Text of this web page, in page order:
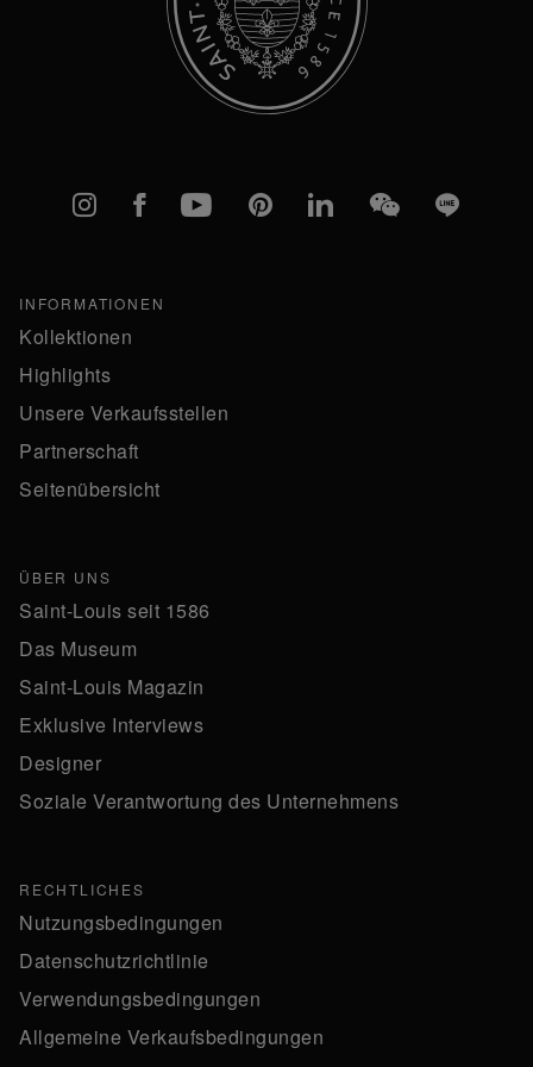
Instagram
FacebookYouTubePinterestlinkedInWeChatLine
INFORMATIONEN
Kollektionen
Highlights
Unsere Verkaufsstellen
Partnerschaft
Seitenübersicht
ÜBER UNS
Saint-Louis seit 1586
Das Museum
Saint-Louis Magazin
Exklusive Interviews
Designer
Soziale Verantwortung des Unternehmens
RECHTLICHES
Nutzungsbedingungen
Datenschutzrichtlinie
Verwendungsbedingungen
Allgemeine Verkaufsbedingungen